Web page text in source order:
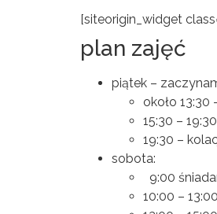
[siteorigin_widget
plan zajęć
piątek –
około 13:30
15:30 –
19:30 –
sobota:
9:00
10:00 –